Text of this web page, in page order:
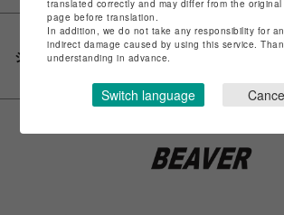
シェアする
translated correctly and may differ from the
page before translation.
In addition, we do not take any responsibility for
indirect damage caused by using this service.
understanding in advance.
Switch language